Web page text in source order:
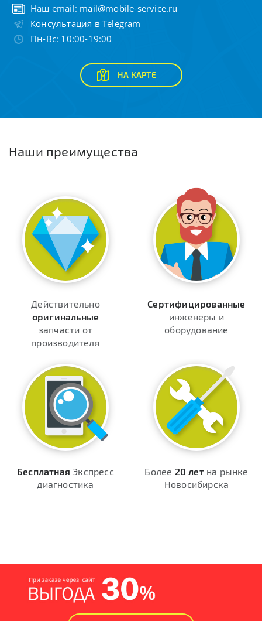
Наш email: mail@mobile-service.ru
Консультация в Telegram
Пн-Вс: 10:00-19:00
НА КАРТЕ
Наши преимущества
Действительно
оригинальные
запчасти от
производителя
Сертифицированные
инженеры и
оборудование
Бесплатная Экспресс
диагностика
Более 20 летна рынке
Новосибирска